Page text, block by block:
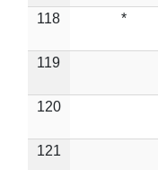
118 *
119
120
121